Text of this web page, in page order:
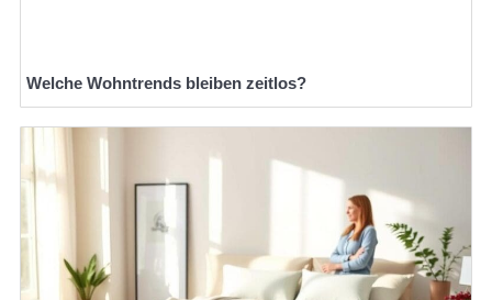
Welche Wohntrends bleiben zeitlos?